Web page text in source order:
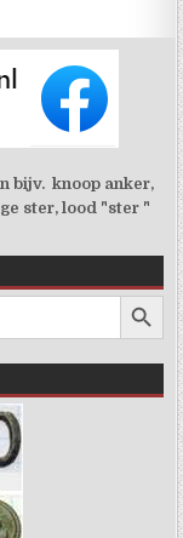
bijv. knoop anker,
ster, lood "ster "